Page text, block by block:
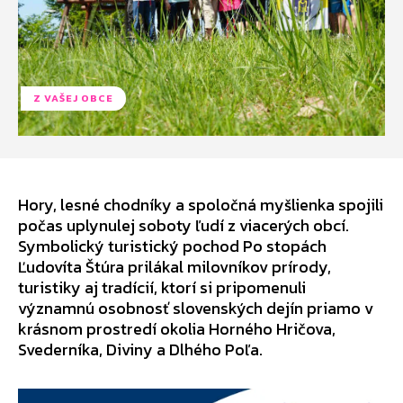
Z VAŠEJ OBCE
Hory, lesné chodníky a spoločná myšlienka spojili
počas uplynulej soboty ľudí z viacerých obcí.
Symbolický turistický pochod Po stopách
Ľudovíta Štúra prilákal milovníkov prírody,
turistiky aj tradícií, ktorí si pripomenuli
významnú osobnosť slovenských dejín priamo v
krásnom prostredí okolia Horného Hričova,
Svederníka, Diviny a Dlhého Poľa.